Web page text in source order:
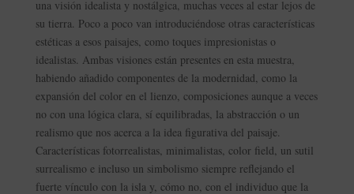
una visión idealista y nostálgica, muchas veces al estar lejos de
su tierra. Poco a poco van introduciéndose otras características
estéticas a esos paisajes, como toques impresionistas o
idealistas. Ambas visiones están presentes en esta muestra,
habiendo añadido componentes de la modernidad, como la
expansión del color en el lienzo, composiciones aunque a veces
no con una lógica clara, sí equilibradas, la abstracción o un
realismo que nos acerca a la idea figurativa del paisaje.
Características fotorrealistas, minimalistas, color field, un sutil
surrealismo e incluso un simbolismo siempre reflejando el
fuerte vínculo con la isla y, cómo no, con el individuo que la